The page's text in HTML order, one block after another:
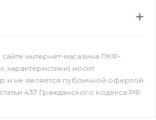
интернет-магазина ПКФ-
характеристики) носит
и не является публичной офертой
437 Гражданского кодекса РФ.